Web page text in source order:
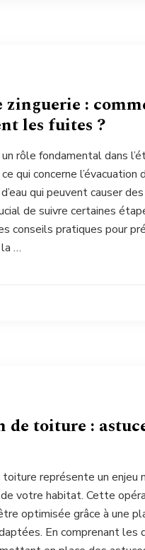
zinguerie :
les fuites ?
rôle fondamental dans
qui concerne
qui peuvent causer
de suivre certaines
conseils pratiques pour
…
de toiture :
représente un enjeu
votre habitat. Cette
optimisée grâce à une
En comprenant les